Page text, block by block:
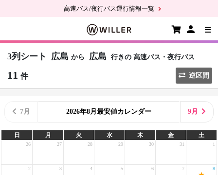
高速バス/夜行バス運行情報一覧
3列シート 広島 から 広島 行きの 高速バス・夜行バス
11 件 逆区間
7月 2026年8月最安値カレンダー 9月
日 月 火 水 木 金 土
26 27 28 29 30 31 1
2 3 4 5 6 7 8